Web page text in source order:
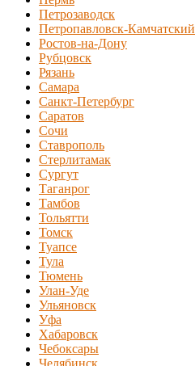
Петрозаводск
Петропавловск-Камчатский
Ростов-на-Дону
Рубцовск
Рязань
Самара
Санкт-Петербург
Саратов
Сочи
Ставрополь
Стерлитамак
Сургут
Таганрог
Тамбов
Тольятти
Томск
Туапсе
Тула
Тюмень
Улан-Уде
Ульяновск
Уфа
Хабаровск
Чебоксары
Челябинск